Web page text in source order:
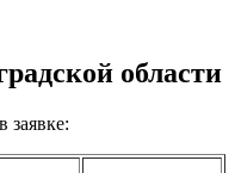
области
заявке: